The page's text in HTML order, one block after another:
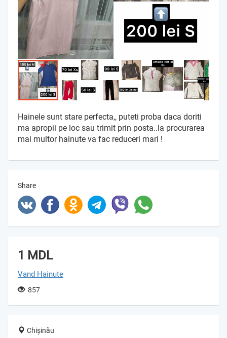
Hainele sunt stare perfecta,, puteti proba daca doriti
ma apropii pe loc sau trimit prin posta..la procurarea
mai multor hainute va fac reduceri mari !
Share
1 MDL
Vand Hainute
857
Chișinău